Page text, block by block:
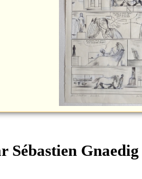
Sébastien Gnaedig